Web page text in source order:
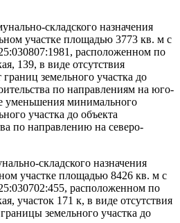
складского назначения
участке площадью 3773 кв. м с
расположенном по
139, в виде отсутствия
земельного участка до
по направлениям на юго-
уменьшения минимального
участка до объекта
по направлению на северо-
складского назначения
участке площадью 8426 кв. м с
расположенном по
участок 171 к, в виде отсутствия
земельного участка до